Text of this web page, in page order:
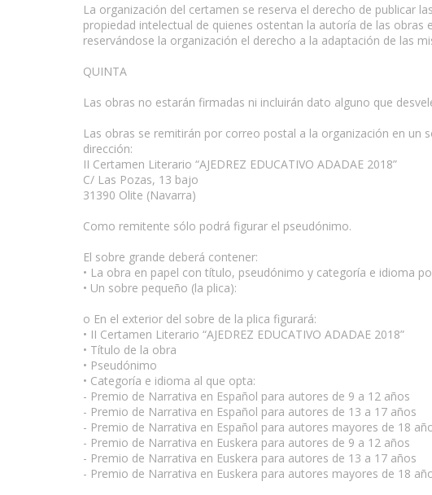
La organización del certamen se reserva el derecho de publicar
propiedad intelectual de quienes ostentan la autoría de las
reservándose la organización el derecho a la adaptación de las
QUINTA
Las obras no estarán firmadas ni incluirán dato alguno que
Las obras se remitirán por correo postal a la organización en un
dirección:
II Certamen Literario “AJEDREZ EDUCATIVO ADADAE 2018”
C/ Las Pozas, 13 bajo
31390 Olite (Navarra)
Como remitente sólo podrá figurar el pseudónimo.
El sobre grande deberá contener:
• La obra en papel con título, pseudónimo y categoría e idioma
• Un sobre pequeño (la plica):
o En el exterior del sobre de la plica figurará:
• II Certamen Literario “AJEDREZ EDUCATIVO ADADAE 2018”
• Título de la obra
• Pseudónimo
• Categoría e idioma al que opta:
- Premio de Narrativa en Español para autores de 9 a 12 años
- Premio de Narrativa en Español para autores de 13 a 17 años
- Premio de Narrativa en Español para autores mayores de 18
- Premio de Narrativa en Euskera para autores de 9 a 12 años
- Premio de Narrativa en Euskera para autores de 13 a 17 años
- Premio de Narrativa en Euskera para autores mayores de 18